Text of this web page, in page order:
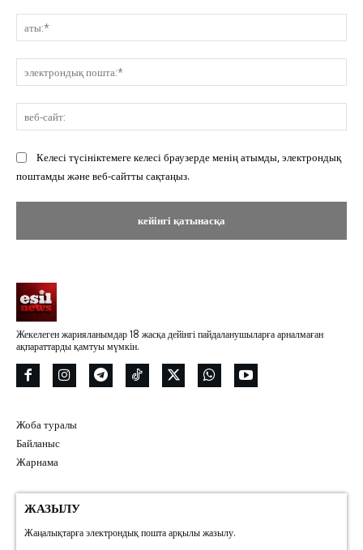
Келесі түсініктемеге келесі браузерде менің атымды, электрондық
поштамды және веб-сайтты сақтаңыз.
Жекелеген жарияланымдар 18 жасқа дейінгі пайдаланушыларға арналмаған
ақпараттарды қамтуы мүмкін.
Жоба туралы
Байланыс
Жарнама
ЖАЗЫЛУ
Жаңалықтарға электрондық пошта арқылы жазылу.